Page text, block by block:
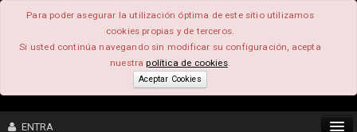
Para poder asegurar la utilización óptima de este sitio utilizamos
cookies propias y de terceros.
Si usted continúa navegando sin modificar su configuración, acepta
nuestrapolítica de cookies.
Aceptar Cookies
ENTRA